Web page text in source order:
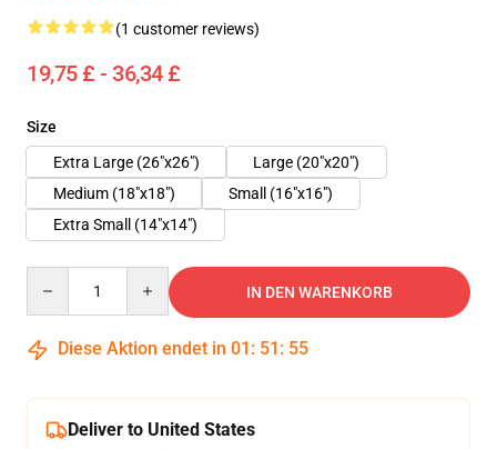
(1 customer reviews)
19,75 £ - 36,34 £
Size
Extra Large (26"x26")
Large (20"x20")
Medium (18"x18")
Small (16"x16")
Extra Small (14"x14")
IN DEN WARENKORB
Diese Aktion endet in 01 : 51 : 55
Deliver to United States